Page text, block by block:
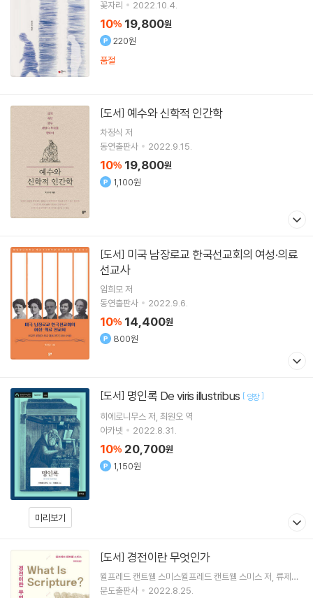
꽃자리 2022.10.4.
10% 19,800원
220원
품절
[도서] 예수와 신학적 인간학
차정식 저
동연출판사
2022.9.15.
10% 19,800원
1,100원
[도서]
선교사
임희모 저
동연출판사
2022.9.6.
10% 14,400원
800원
미리보기
[도서] 명인록 De viris illustribus [ 양장]
히에로니무스 저 최원오 역
아카넷
2022.8.31.
10% 20,700원
1,150원
[도서] 경전이란 무엇인가
윌프레드 캔트웰 스미스윌프레드 캔트웰 스미스 저 류제동
역
분도출판사 2022.8.25.